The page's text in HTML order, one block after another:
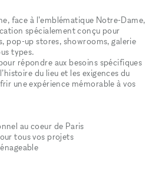
face à l’emblématique Notre-Dame,
spécialement conçu pour
pop-up stores, showrooms, galerie
types.
répondre aux besoins spécifiques
du lieu et les exigences du
une expérience mémorable à vos
au coeur de Paris
tous vos projets